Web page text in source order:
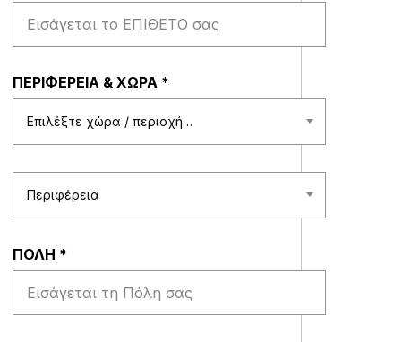
ΠΕΡΙΦΕΡΕΙΑ & ΧΩΡΑ *
Επιλέξτε χώρα / περιοχή…
Περιφέρεια
ΠΟΛΗ *